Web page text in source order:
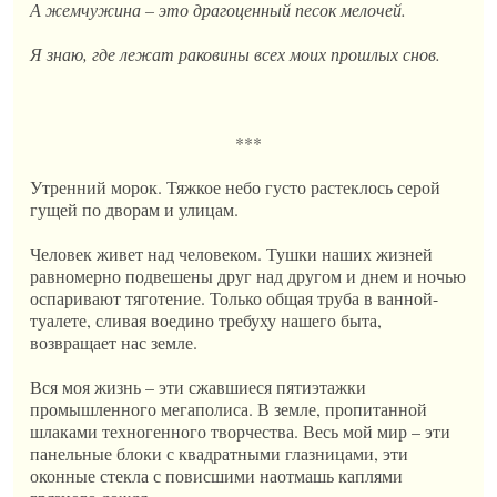
А жемчужина – это драгоценный песок мелочей.
Я знаю, где лежат раковины всех моих прошлых снов.
***
Утренний морок. Тяжкое небо густо растеклось серой
гущей по дворам и улицам.
Человек живет над человеком. Тушки наших жизней
равномерно подвешены друг над другом и днем и ночью
оспаривают тяготение. Только общая труба в ванной-
туалете, сливая воедино требуху нашего быта,
возвращает нас земле.
Вся моя жизнь – эти сжавшиеся пятиэтажки
промышленного мегаполиса. В земле, пропитанной
шлаками техногенного творчества. Весь мой мир – эти
панельные блоки с квадратными глазницами, эти
оконные стекла с повисшими наотмашь каплями